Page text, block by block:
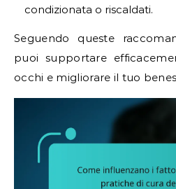
condizionata o riscaldati.
Seguendo queste
puoi supportare
occhi e migliorare il tuo